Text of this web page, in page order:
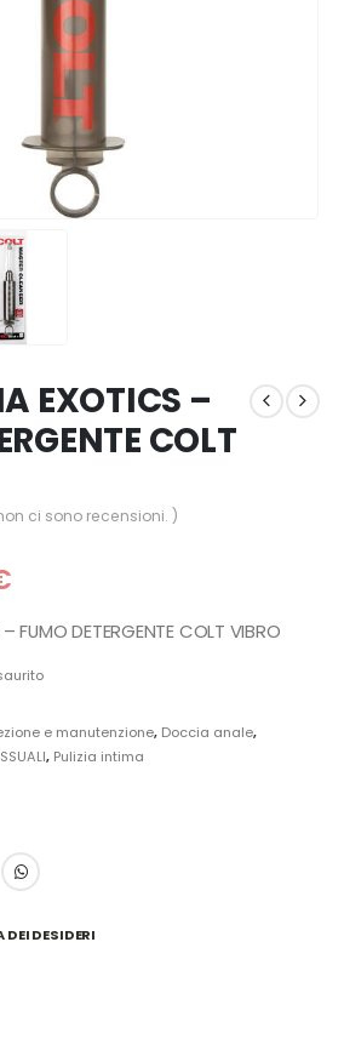
EXOTICS –
COLT
ci sono recensioni. )
FUMO DETERGENTE COLT VIBRO
e manutenzione, Doccia anale,
, Pulizia intima
DESIDERI